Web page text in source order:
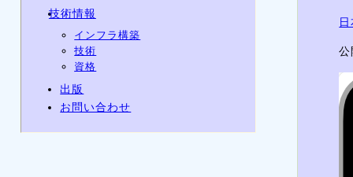
技術情報
インフラ構築
技術
資格
出版
お問い合わせ
公